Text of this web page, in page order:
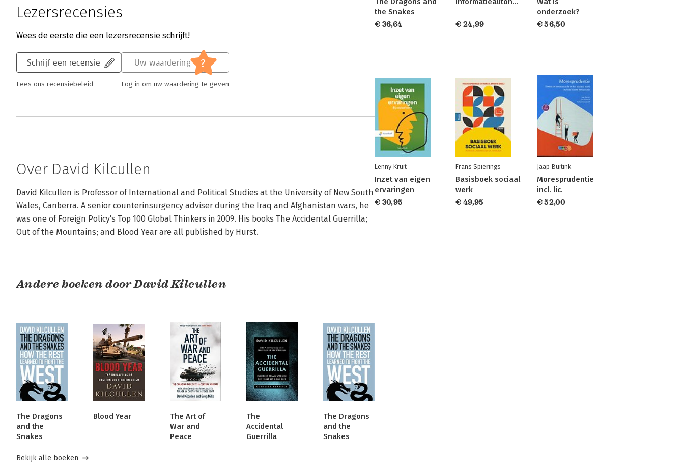
Lezersrecensies
Wees de eerste die een lezersrecensie schrijft!
Schrijf een recensie
Lees ons recensiebeleid
Uw waardering ?
Log in om uw waardering te geven
Over David Kilcullen
David Kilcullen is Professor of International and Political Studies at the University of New South
Wales, Canberra. A senior counterinsurgency adviser during the Iraq and Afghanistan wars, he
was one of Foreign Policy's Top 100 Global Thinkers in 2009. His books The Accidental Guerrilla;
Out of the Mountains; and Blood Year are all published by Hurst.
Andere boeken door David Kilcullen
The Dragons
and the
Snakes
Blood Year
The Art of
War and
Peace
The
Accidental
Guerrilla
The Dragons
and the
Snakes
Bekijk alle boeken
the Snakes
€ 36,64
€ 24,99
onderzoek?
€ 56,50
Lenny Kruit
Inzet van eigen
ervaringen
€ 30,95
Frans Spierings
Basisboek sociaal
werk
€ 49,95
Jaap Buitink
Moresprudentie
incl. lic.
€ 52,00